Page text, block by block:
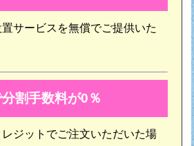
サービスを無償でご提供いた
割手数料が0％
ジットでご注文いただいた場